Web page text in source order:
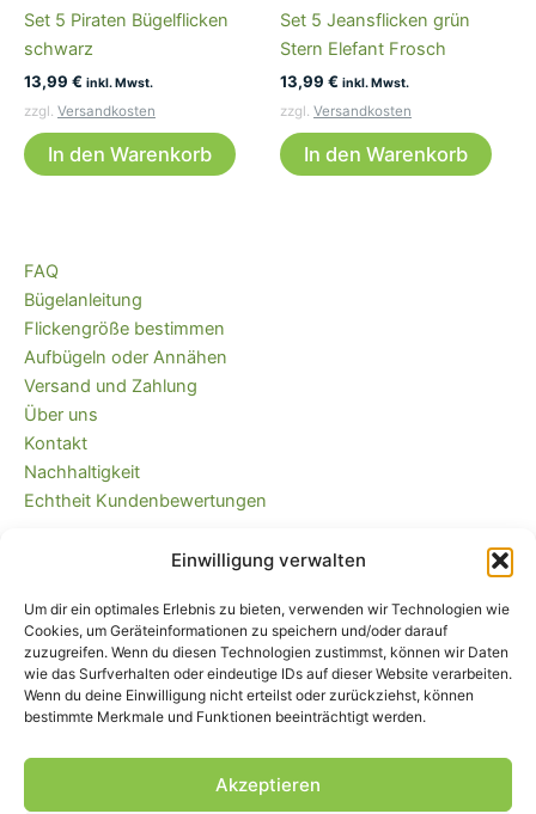
Einwilligung verwalten
Um dir ein optimales Erlebnis zu bieten, verwenden wir Technologien wie
Cookies, um Geräteinformationen zu speichern und/oder darauf
zuzugreifen. Wenn du diesen Technologien zustimmst, können wir Daten
wie das Surfverhalten oder eindeutige IDs auf dieser Website verarbeiten.
Wenn du deine Einwilligung nicht erteilst oder zurückziehst, können
bestimmte Merkmale und Funktionen beeinträchtigt werden.
Akzeptieren
Set 5 Piraten Bügelflicken
schwarz
13,99 € inkl. Mwst.
zzgl. Versandkosten
In den Warenkorb
Set 5 Jeansflicken grün
Stern Elefant Frosch
13,99 € inkl. Mwst.
zzgl. Versandkosten
In den Warenkorb
FAQ
Bügelanleitung
Flickengröße bestimmen
Aufbügeln oder Annähen
Versand und Zahlung
Über uns
Kontakt
Nachhaltigkeit
Echtheit Kundenbewertungen
Kaufvertrag widerrufen
Versandkostenfrei ab 35 EUR (DE) und
immer plastikfrei verpackt!